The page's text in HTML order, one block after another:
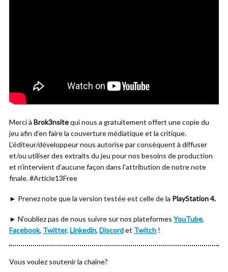
Merci à Brok3nsitequi nous a gratuitement offert une copie du
jeu afin d’en faire la couverture médiatique et la critique.
L’éditeur/développeur nous autorise par conséquent à diffuser
et/ou utiliser des extraits du jeu pour nos besoins de production
et n’intervient d’aucune façon dans l’attribution de notre note
finale. #Article13Free
► Prenez note que la version testée est celle de la PlayStation 4.
► N’oubliez pas de nous suivre sur nos plateformes YouTube,
Facebook, Twitter,Linkedin, Discordet Twitch !
Vous voulez soutenir la chaîne?